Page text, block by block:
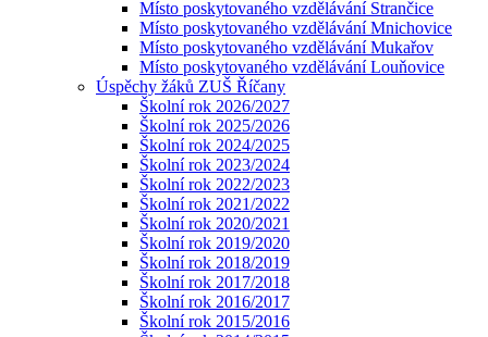
Místo poskytovaného vzdělávání Strančice
Místo poskytovaného vzdělávání Mnichovice
Místo poskytovaného vzdělávání Mukařov
Místo poskytovaného vzdělávání Louňovice
Úspěchy žáků ZUŠ Říčany
Školní rok 2026/2027
Školní rok 2025/2026
Školní rok 2024/2025
Školní rok 2023/2024
Školní rok 2022/2023
Školní rok 2021/2022
Školní rok 2020/2021
Školní rok 2019/2020
Školní rok 2018/2019
Školní rok 2017/2018
Školní rok 2016/2017
Školní rok 2015/2016